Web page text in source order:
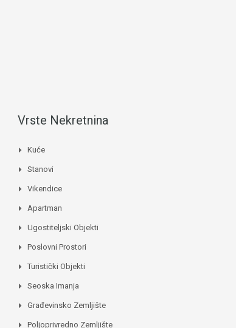
Vrste Nekretnina
Kuće
Stanovi
Vikendice
Apartman
Ugostiteljski Objekti
Poslovni Prostori
Turistički Objekti
Seoska Imanja
Građevinsko Zemljište
Poljoprivredno Zemljište